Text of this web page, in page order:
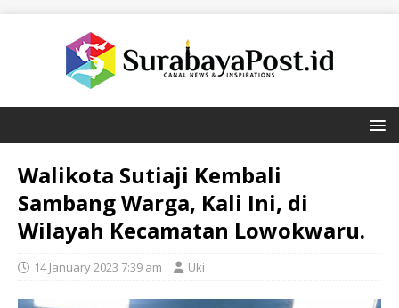
Walikota Sutiaji Kembali
Sambang Warga, Kali Ini, di
Wilayah Kecamatan Lowokwaru.
14 January 2023 7:39 am Uki